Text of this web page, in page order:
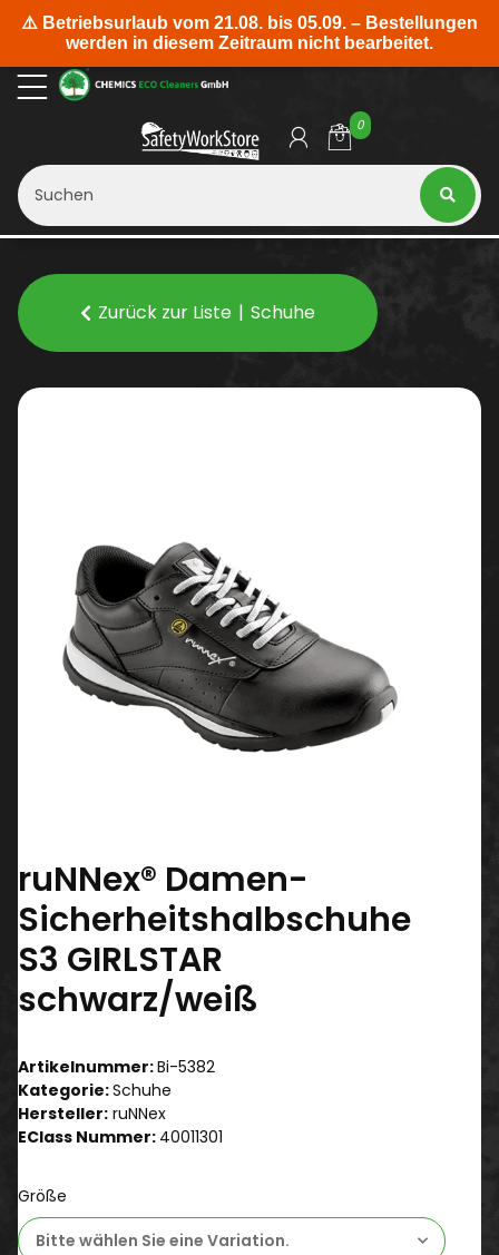
0
Zurück zur Liste Schuhe
ruNNex® Damen-
Sicherheitshalbschuhe
S3 GIRLSTAR
schwarz/weiß
Artikelnummer:Bi-5382
Kategorie:Schuhe
Hersteller: ruNNex
EClass Nummer: 40011301
Größe
Bitte wählen Sie eine Variation.